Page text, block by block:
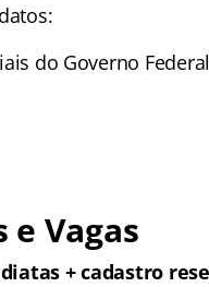
do Governo Federal
e Vagas
+ cadastro